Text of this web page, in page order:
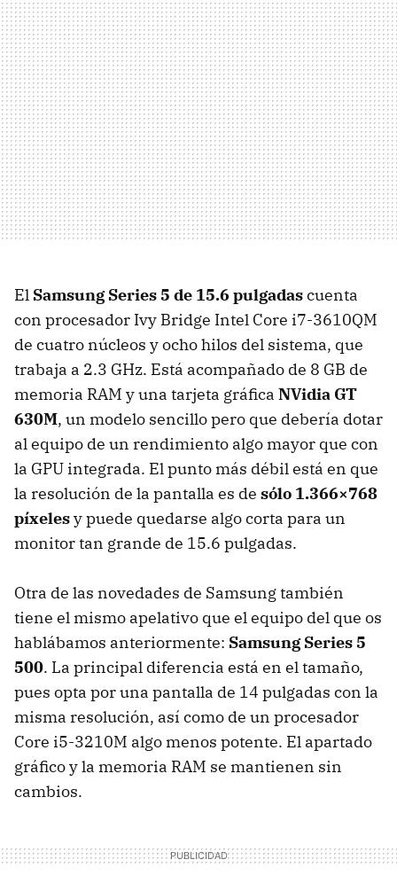
El Samsung Series 5 de 15.6 pulgadascuenta
con procesador Ivy Bridge Intel Core i7-3610QM
de cuatro núcleos y ocho hilos del sistema, que
trabaja a 2.3 GHz. Está acompañado de 8 GB de
memoria RAM y una tarjeta gráfica NVidia GT
630M, un modelo sencillo pero que debería dotar
al equipo de un rendimiento algo mayor que con
la GPU integrada. El punto más débil está en que
la resolución de la pantalla es de sólo 1.366×768
píxelesy puede quedarse algo corta para un
monitor tan grande de 15.6 pulgadas.
Otra de las novedades de Samsung también
tiene el mismo apelativo que el equipo del que os
hablábamos anteriormente: Samsung Series 5
500. La principal diferencia está en el tamaño,
pues opta por una pantalla de 14 pulgadas con la
misma resolución, así como de un procesador
Core i5-3210M algo menos potente. El apartado
gráfico y la memoria RAM se mantienen sin
cambios.